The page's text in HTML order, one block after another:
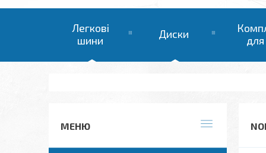
Легкові
шини
Диски
для